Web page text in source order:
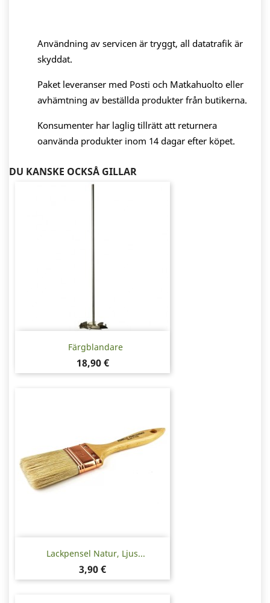
Användning av servicen är tryggt, all datatrafik är
skyddat.
Paket leveranser med Posti och Matkahuolto eller
avhämtning av beställda produkter från butikerna.
Konsumenter har laglig tillrätt att returnera
oanvända produkter inom 14 dagar efter köpet.
DU KANSKE OCKSÅ GILLAR
Färgblandare
Pris
18,90 €
Lackpensel Natur, Ljus...
Pris
3,90 €